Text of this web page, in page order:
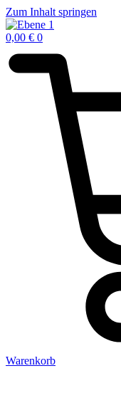
Zum Inhalt springen
0,00 € 0
Warenkorb